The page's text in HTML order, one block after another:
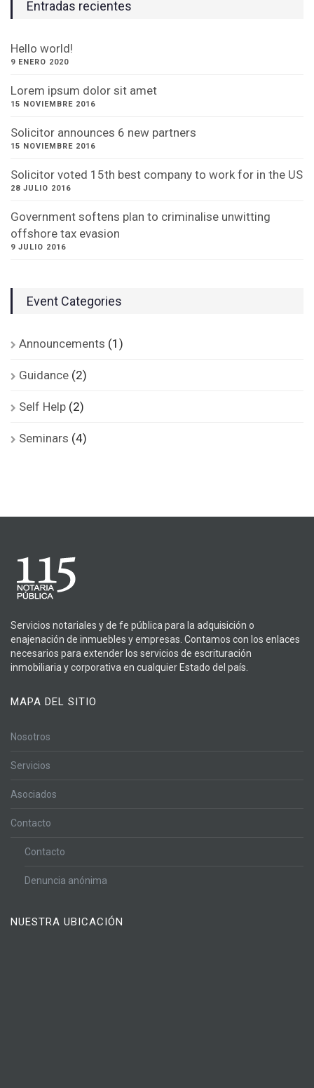
Entradas recientes
Hello world!
9 ENERO 2020
Lorem ipsum dolor sit amet
15 NOVIEMBRE 2016
Solicitor announces 6 new partners
15 NOVIEMBRE 2016
Solicitor voted 15th best company to work for in the US
28 JULIO 2016
Government softens plan to criminalise unwitting
offshore tax evasion
9 JULIO 2016
Event Categories
Announcements (1)
Guidance (2)
Self Help (2)
Seminars (4)
Servicios notariales y de fe pública para la adquisición o
enajenación de inmuebles y empresas. Contamos con los enlaces
necesarios para extender los servicios de escrituración
inmobiliaria y corporativa en cualquier Estado del país.
MAPA DEL SITIO
Nosotros
Servicios
Asociados
Contacto
Contacto
Denuncia anónima
NUESTRA UBICACIÓN